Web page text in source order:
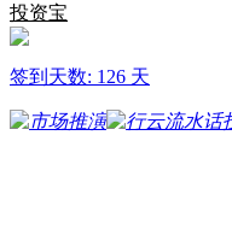
投资宝
签到天数: 126 天